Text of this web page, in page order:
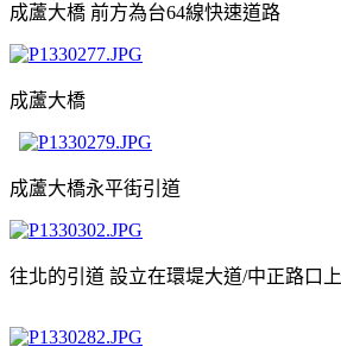
成蘆大橋 前方為台64線快速道路
成蘆大橋
成蘆大橋永平街引道
往北的引道 設立在環堤大道/中正路口上